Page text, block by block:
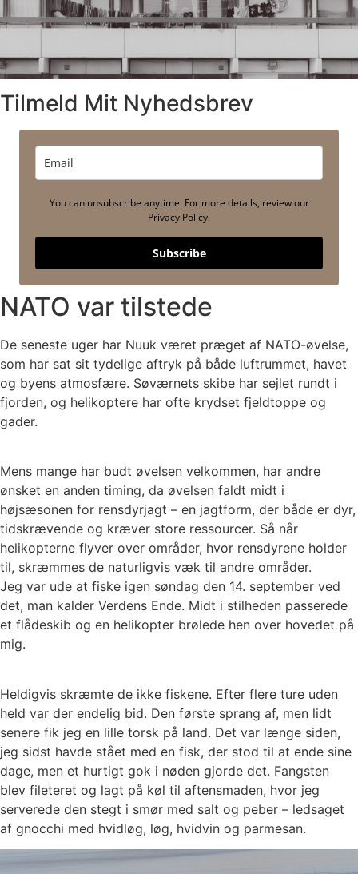
Tilmeld Mit Nyhedsbrev
You can unsubscribe anytime. For more details, review our
Privacy Policy.
Subscribe
NATO var tilstede
De seneste uger har Nuuk været præget af NATO-øvelse,
som har sat sit tydelige aftryk på både luftrummet, havet
og byens atmosfære. Søværnets skibe har sejlet rundt i
fjorden, og helikoptere har ofte krydset fjeldtoppe og
gader.
Mens mange har budt øvelsen velkommen, har andre
ønsket en anden timing, da øvelsen faldt midt i
højsæsonen for rensdyrjagt – en jagtform, der både er dyr,
tidskrævende og kræver store ressourcer. Så når
helikopterne flyver over områder, hvor rensdyrene holder
til, skræmmes de naturligvis væk til andre områder.
Jeg var ude at fiske igen søndag den 14. september ved
det, man kalder Verdens Ende. Midt i stilheden passerede
et flådeskib og en helikopter brølede hen over hovedet på
mig.
Heldigvis skræmte de ikke fiskene. Efter flere ture uden
held var der endelig bid. Den første sprang af, men lidt
senere fik jeg en lille torsk på land. Det var længe siden,
jeg sidst havde stået med en fisk, der stod til at ende sine
dage, men et hurtigt gok i nøden gjorde det. Fangsten
blev fileteret og lagt på køl til aftensmaden, hvor jeg
serverede den stegt i smør med salt og peber – ledsaget
af gnocchi med hvidløg, løg, hvidvin og parmesan.